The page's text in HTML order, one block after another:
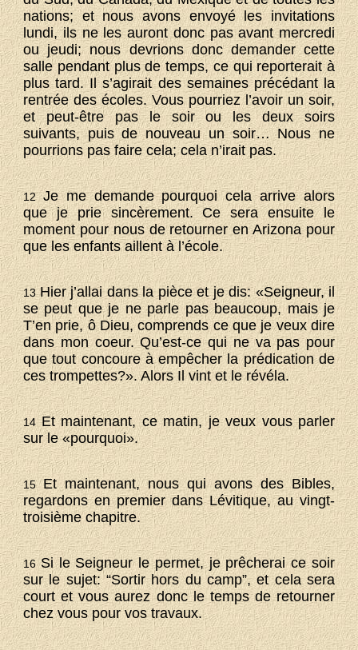
nations; et nous avons envoyé les invitations
lundi, ils ne les auront donc pas avant mercredi
ou jeudi; nous devrions donc demander cette
salle pendant plus de temps, ce qui reporterait à
plus tard. Il s’agirait des semaines précédant la
rentrée des écoles. Vous pourriez l’avoir un soir,
et peut-être pas le soir ou les deux soirs
suivants, puis de nouveau un soir… Nous ne
pourrions pas faire cela; cela n’irait pas.
12Je me demande pourquoi cela arrive alors
que je prie sincèrement. Ce sera ensuite le
moment pour nous de retourner en Arizona pour
que les enfants aillent à l’école.
13Hier j’allai dans la pièce et je dis: «Seigneur, il
se peut que je ne parle pas beaucoup, mais je
T’en prie, ô Dieu, comprends ce que je veux dire
dans mon coeur. Qu’est-ce qui ne va pas pour
que tout concoure à empêcher la prédication de
ces trompettes?». Alors Il vint et le révéla.
14Et maintenant, ce matin, je veux vous parler
sur le «pourquoi».
15Et maintenant, nous qui avons des Bibles,
regardons en premier dans Lévitique, au vingt-
troisième chapitre.
16Si le Seigneur le permet, je prêcherai ce soir
sur le sujet: “Sortir hors du camp”, et cela sera
court et vous aurez donc le temps de retourner
chez vous pour vos travaux.